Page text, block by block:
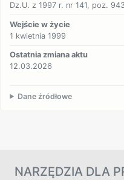
Dz.U. z 1997 r. nr 141, poz.
Wejście w życie
1 kwietnia 1999
Ostatnia zmiana aktu
12.03.2026
Dane źródłowe
NARZĘDZIA DLA